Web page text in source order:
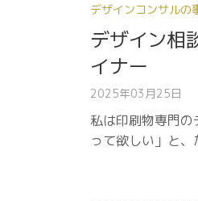
デザインコンサルの
デザイン相
イナー
2025年03月25日
私は印刷物専門
って欲しい」と